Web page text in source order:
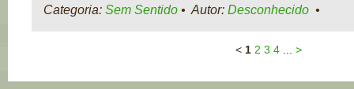
Categoria: Sem Sentido • Autor: Desconhecido •
< 1 2 3 4 >